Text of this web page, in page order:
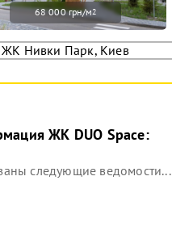
68 000 грн/м2
ЖК Нивки Парк, Киев
ЖК DUO Space:
следующие ведомости...